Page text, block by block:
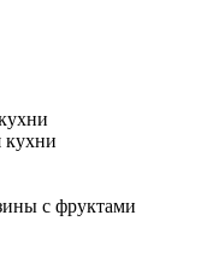
кухни
с фруктами